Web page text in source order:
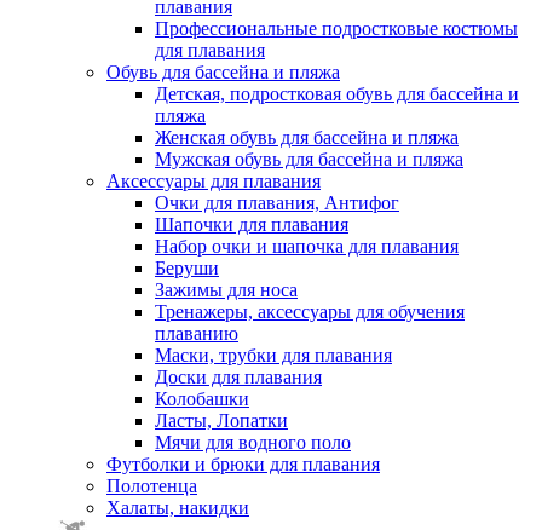
плавания
Профессиональные подростковые костюмы
для плавания
Обувь для бассейна и пляжа
Детская, подростковая обувь для бассейна и
пляжа
Женская обувь для бассейна и пляжа
Мужская обувь для бассейна и пляжа
Аксессуары для плавания
Очки для плавания, Антифог
Шапочки для плавания
Набор очки и шапочка для плавания
Беруши
Зажимы для носа
Тренажеры, аксессуары для обучения
плаванию
Маски, трубки для плавания
Доски для плавания
Колобашки
Ласты, Лопатки
Мячи для водного поло
Футболки и брюки для плавания
Полотенца
Халаты, накидки